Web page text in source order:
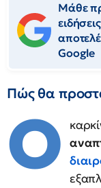
Μάθε
Google
Πώς θα
Ο